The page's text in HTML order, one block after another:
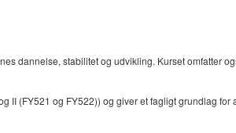
dannelse, stabilitet og udvikling. Kurset omfatter
II (FY521 og FY522)) og giver et fagligt grundlag for